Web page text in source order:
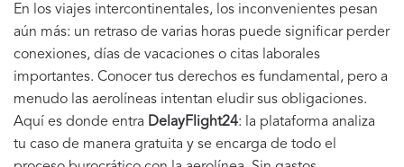
En los viajes intercontinentales, los inconvenientes pesan
aún más: un retraso de varias horas puede significar perder
conexiones, días de vacaciones o citas laborales
importantes. Conocer tus derechos es fundamental, pero a
menudo las aerolíneas intentan eludir sus obligaciones.
Aquí es donde entra DelayFlight24: la plataforma analiza
tu caso de manera gratuita y se encarga de todo el